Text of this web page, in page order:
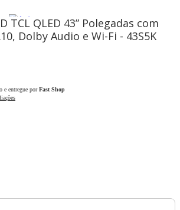
TCL QLED 43” Polegadas com
Dolby Audio e Wi-Fi - 43S5K
e entregue por Fast Shop